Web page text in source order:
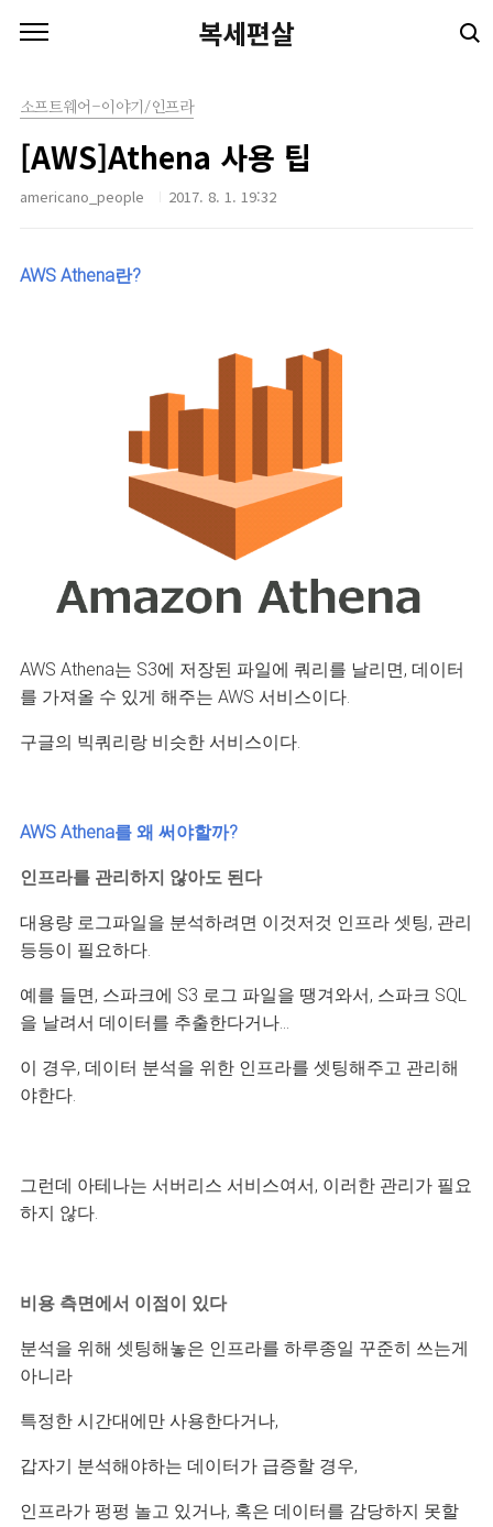
복세편살
소프트웨어-이야기/인프라
[AWS]Athena 사용 팁
americano_people 2017. 8. 1. 19:32
AWS Athena란?
AWS Athena는 S3에 저장된 파일에 쿼리를 날리면, 데이터
를 가져올 수 있게 해주는 AWS 서비스이다.
구글의 빅쿼리랑 비슷한 서비스이다.
AWS Athena를 왜 써야할까?
인프라를 관리하지 않아도 된다
대용량 로그파일을 분석하려면 이것저것 인프라 셋팅, 관리
등등이 필요하다.
예를 들면, 스파크에 S3 로그 파일을 땡겨와서, 스파크 SQL
을 날려서 데이터를 추출한다거나...
이 경우, 데이터 분석을 위한 인프라를 셋팅해주고 관리해
야한다.
그런데 아테나는 서버리스 서비스여서, 이러한 관리가 필요
하지 않다.
비용 측면에서 이점이 있다
분석을 위해 셋팅해놓은 인프라를 하루종일 꾸준히 쓰는게
아니라
특정한 시간대에만 사용한다거나,
갑자기 분석해야하는 데이터가 급증할 경우,
인프라가 펑펑 놀고 있거나, 혹은 데이터를 감당하지 못할